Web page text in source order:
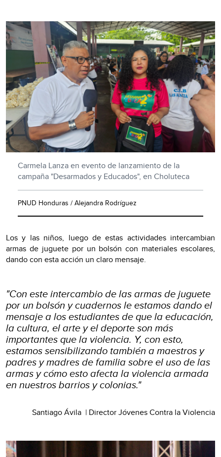
Carmela Lanza en evento de lanzamiento de la
campaña "Desarmados y Educados", en Choluteca
PNUD Honduras / Alejandra Rodríguez
Los y las niños, luego de estas actividades intercambian
armas de juguete por un bolsón con materiales escolares,
dando con esta acción un claro mensaje.
"Con este intercambio de las armas de juguete
por un bolsón y cuadernos le estamos dando el
mensaje a los estudiantes de que la educación,
la cultura, el arte y el deporte son más
importantes que la violencia. Y, con esto,
estamos sensibilizando también a maestros y
padres y madres de familia sobre el uso de las
armas y cómo esto afecta la violencia armada
en nuestros barrios y colonias."
Santiago Ávila | Director Jóvenes Contra la Violencia